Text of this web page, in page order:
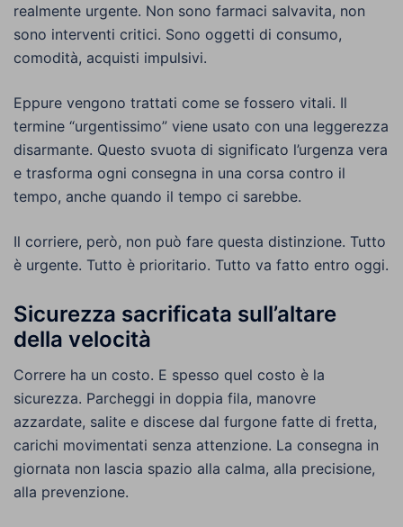
realmente urgente. Non sono farmaci salvavita, non
sono interventi critici. Sono oggetti di consumo,
comodità, acquisti impulsivi.
Eppure vengono trattati come se fossero vitali. Il
termine “urgentissimo” viene usato con una leggerezza
disarmante. Questo svuota di significato l’urgenza vera
e trasforma ogni consegna in una corsa contro il
tempo, anche quando il tempo ci sarebbe.
Il corriere, però, non può fare questa distinzione. Tutto
è urgente. Tutto è prioritario. Tutto va fatto entro oggi.
Sicurezza sacrificata sull’altare
della velocità
Correre ha un costo. E spesso quel costo è la
sicurezza. Parcheggi in doppia fila, manovre
azzardate, salite e discese dal furgone fatte di fretta,
carichi movimentati senza attenzione. La consegna in
giornata non lascia spazio alla calma, alla precisione,
alla prevenzione.